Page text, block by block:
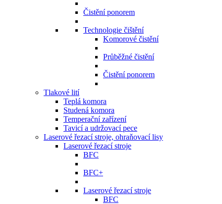
Čistění ponorem
Technologie čištění
Komorové čistění
Průběžné čistění
Čistění ponorem
Tlakové lití
Teplá komora
Studená komora
Temperační zařízení
Tavicí a udržovací pece
Laserové řezací stroje, ohraňovací lisy
Laserové řezací stroje
BFC
BFC+
Laserové řezací stroje
BFC